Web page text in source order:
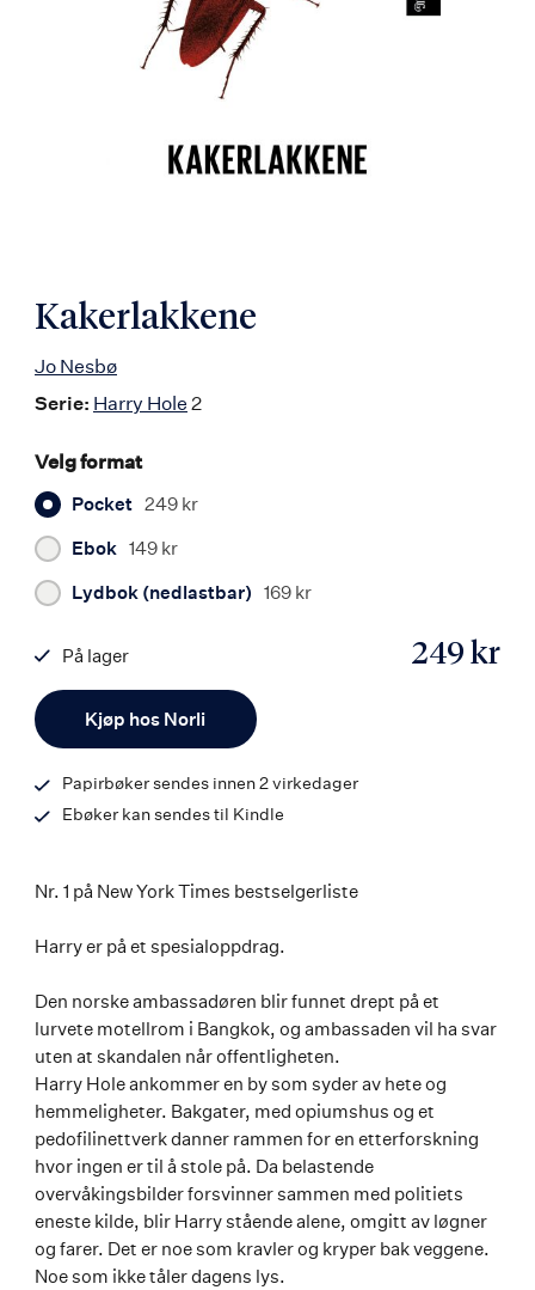
Kakerlakkene
Jo Nesbø
Serie: Harry Hole 2
Velg format
Pocket 249 kr
Ebok 149 kr
Lydbok (nedlastbar) 169 kr
Kjøp hos Norli
249 kr
På lager
9788203462269
Papirbøker sendes innen 2 virkedager
Ebøker kan sendes til Kindle
Nr. 1 på New York Times bestselgerliste
Harry er på et spesialoppdrag.
Den norske ambassadøren blir funnet drept på et
lurvete motellrom i Bangkok, og ambassaden vil ha svar
uten at skandalen når offentligheten.
Harry Hole ankommer en by som syder av hete og
hemmeligheter. Bakgater, med opiumshus og et
pedofilinettverk danner rammen for en etterforskning
hvor ingen er til å stole på. Da belastende
overvåkingsbilder forsvinner sammen med politiets
eneste kilde, blir Harry stående alene, omgitt av løgner
og farer. Det er noe som kravler og kryper bak veggene.
Noe som ikke tåler dagens lys.